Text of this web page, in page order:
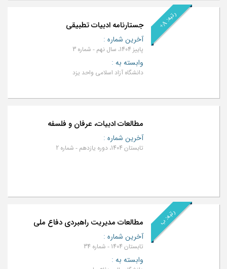
ر
ت
ب
ه
:
A+
جستارنامه ادبیات تطبیقی
آخرین شماره :
پاییز 1404، سال نهم - شماره 3
وابسته به :
دانشگاه آزاد اسلامی واحد یزد
مطالعات ادبیات، عرفان و فلسفه
آخرین شماره :
تابستان 1404، دوره یازدهم - شماره 2
رتبه: ب مطالعات مدیریت راهبردی دفاع ملی
آخرین شماره :
تابستان 1404 - شماره 34
وابسته به :